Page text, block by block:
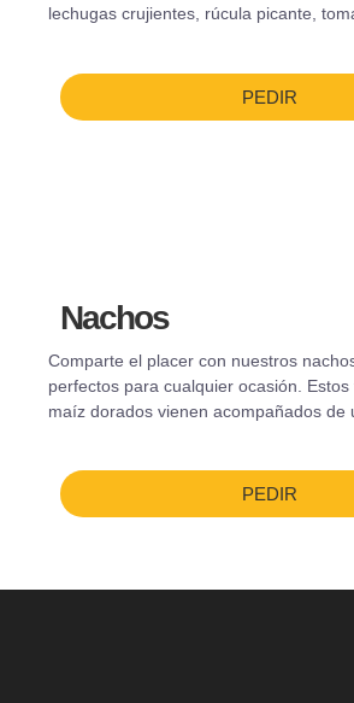
lechugas crujientes, rúcula picante,
PEDIR
Nachos
Comparte el placer con nuestros
perfectos para cualquier ocasión.
maíz dorados vienen acompañados de
PEDIR